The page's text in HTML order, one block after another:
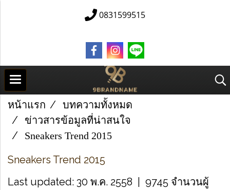
0831599515
หน้าแรก
บทความทั้งหมด
ข่าวสารข้อมูลที่น่าสนใจ
Sneakers Trend 2015
Sneakers Trend 2015
Last updated: 30 พ.ค. 2558
9745 จำนวนผู้